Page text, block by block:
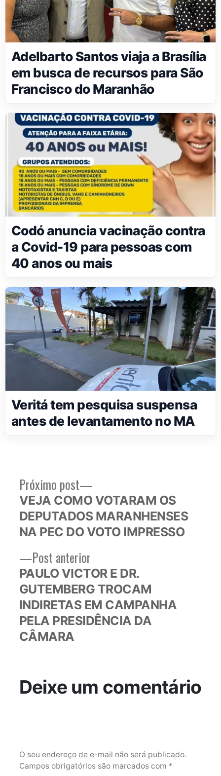
Adelbarto Santos viaja a Brasília
em busca de recursos para São
Francisco do Maranhão
Codó anuncia vacinação contra
a Covid-19 para pessoas com
40 anos ou mais
Veritá tem pesquisa suspensa
antes de levantamento no MA
Navegação
de
Post
Post anteriorPost
anterior:
PAULO VICTOR E DR.
GUTEMBERG TROCAM
INDIRETAS EM CAMPANHA
PELA PRESIDÊNCIA DA
CÂMARA
Próximo post
Próximo
post:
VEJA COMO VOTARAM OS
DEPUTADOS MARANHENSES
NA PEC DO VOTO IMPRESSO
Deixe um comentário
O seu endereço de e-mail não será publicado.
Campos obrigatórios são marcados com *